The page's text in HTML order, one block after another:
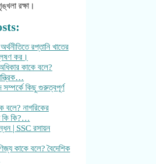
রক্ষা।
রপ্তানি খাতের
কর।
কাকে বলে?
সম্পর্কে কিছু গুরুত্বপূর্ণ
বলে? নাগরিকের
কি কি?…
| SSC রসায়ন
কাকে বলে? বৈদেশিক